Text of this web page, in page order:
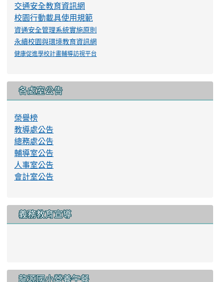
交通安全教育資訊網
校園行動載具使用規範
資通安全管理系統實施原則
永續校園與環境教育資訊網
健康促進學校計畫輔導訪視平台
各處室公告
榮譽榜
教導處公告
總務處公告
輔導室公告
人事室公告
會計室公告
義務教育宣導
龍源國小營養午餐